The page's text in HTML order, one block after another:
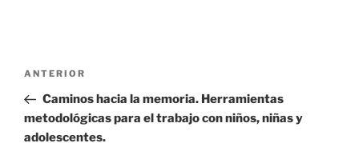
Navegación
entradas
Entrada
anterior:
ANTERIOR
Caminos hacia la memoria. Herramientas
metodológicas para el trabajo con niños, niñas y
adolescentes.